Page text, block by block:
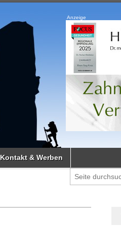
Anzeige
Kontakt & Werben